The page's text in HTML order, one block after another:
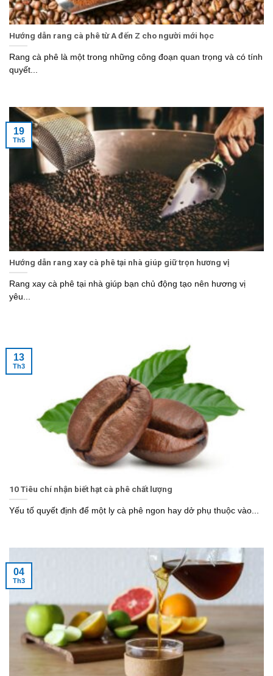
Hướng dẫn rang cà phê từ A đến Z cho người mới học
Rang cà phê là một trong những công đoạn quan trọng và có tính
quyết...
Hướng dẫn rang xay cà phê tại nhà giúp giữ trọn hương vị
Rang xay cà phê tại nhà giúp bạn chủ động tạo nên hương vị
yêu...
19
Th5
10 Tiêu chí nhận biết hạt cà phê chất lượng
Yếu tố quyết định để một ly cà phê ngon hay dở phụ thuộc vào...
13
Th3
04
Th3